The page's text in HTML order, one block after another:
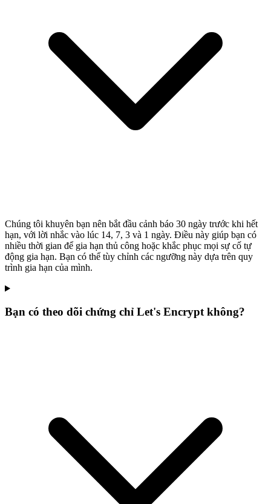
Chúng tôi khuyên bạn nên bắt đầu cảnh báo 30 ngày trước khi hết
hạn, với lời nhắc vào lúc 14, 7, 3 và 1 ngày. Điều này giúp bạn có
nhiều thời gian để gia hạn thủ công hoặc khắc phục mọi sự cố tự
động gia hạn. Bạn có thể tùy chỉnh các ngưỡng này dựa trên quy
trình gia hạn của mình.
Bạn có theo dõi chứng chỉ Let's Encrypt không?